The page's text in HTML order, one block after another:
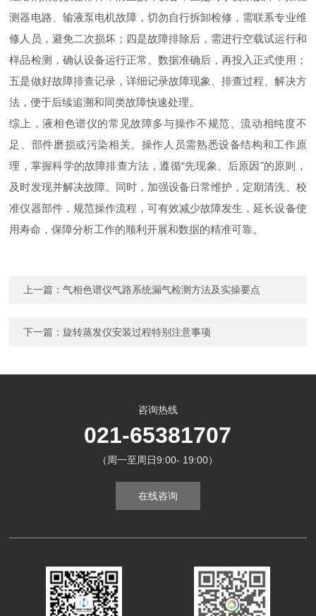
测器电路、输液泵电机故障，切勿自行拆卸检修，需联系专业维
修人员，避免二次损坏；四是故障排除后，需进行空载试运行和
样品检测，确认设备运行正常、数据准确后，再投入正式使用；
五是做好故障排查记录，详细记录故障现象、排查过程、解决方
法，便于后续追溯和同类故障快速处理。
综上，液相色谱仪的常见故障多与操作不规范、流动相纯度不
足、部件磨损或污染相关。操作人员需熟悉设备结构和工作原
理，掌握科学的故障排查方法，遵循“先现象、后原因"的原则，
及时发现并解决故障。同时，加强设备日常维护，定期清洗、校
准仪器部件，规范操作流程，可有效减少故障发生，延长设备使
用寿命，保障分析工作的顺利开展和数据的精准可靠。
上一篇：气相色谱仪气路系统漏气检测方法及实操要点
下一篇：旋转蒸发仪安装过程特别注意事项
咨询热线
021-65381707
（周一至周日9:00- 19:00）
在线咨询